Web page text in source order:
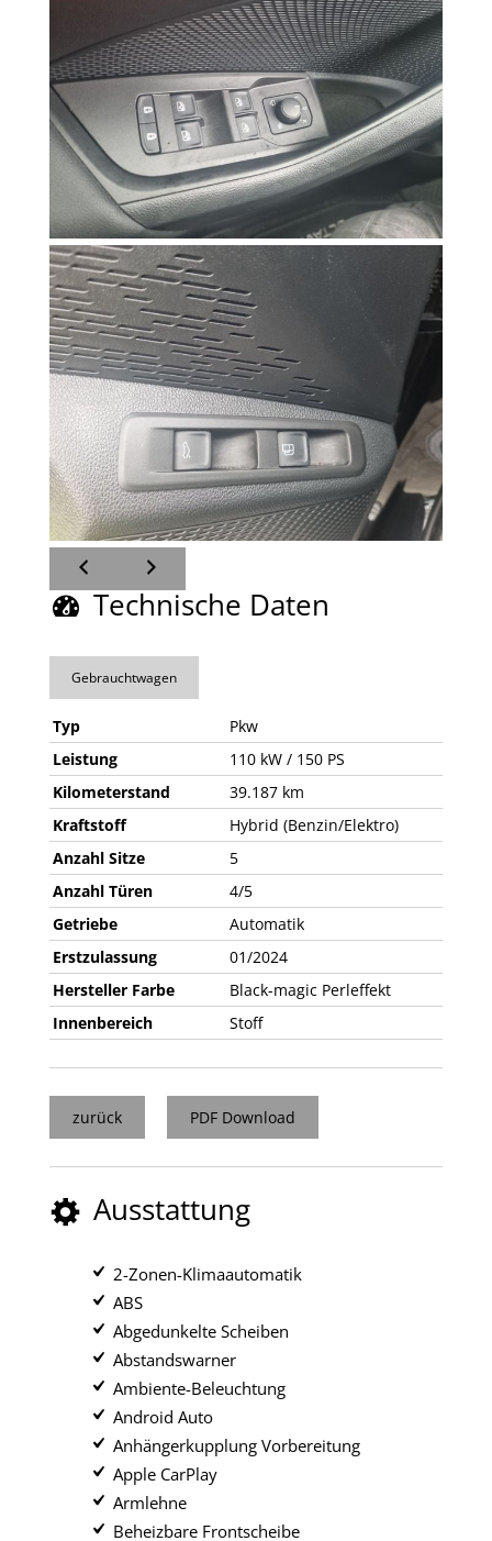
Technische Daten
Gebrauchtwagen
Typ
Pkw
Leistung
110 kW / 150 PS
Kilometerstand
39.187 km
Kraftstoff
Hybrid (Benzin/Elektro)
Anzahl Sitze
5
Anzahl Türen
4/5
Getriebe
Automatik
Erstzulassung
01/2024
Hersteller Farbe
Black-magic Perleffekt
Innenbereich
Stoff
zurück PDF Download
Ausstattung
2-Zonen-Klimaautomatik
ABS
Abgedunkelte Scheiben
Abstandswarner
Ambiente-Beleuchtung
Android Auto
Anhängerkupplung Vorbereitung
Apple CarPlay
Armlehne
Beheizbare Frontscheibe